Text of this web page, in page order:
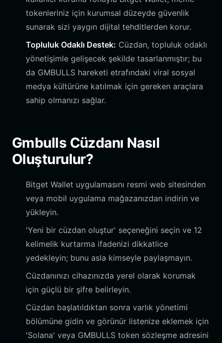
tokenleriniz için kurumsal düzeyde güvenlik
sunarak sizi yaygın dijital tehditlerden korur.
Topluluk Odaklı Destek: Cüzdan, topluluk odaklı
yönetişimle gelişecek şekilde tasarlanmıştır; bu
da GMBULLS hareketi etrafındaki viral sosyal
medya kültürüne katılmak için gereken araçlara
sahip olmanızı sağlar.
Gmbulls Cüzdanı Nasıl
Oluşturulur?
Bitget Wallet uygulamasını resmi web sitesinden
veya mobil uygulama mağazanızdan indirin ve
yükleyin.
'Yeni bir cüzdan oluştur' seçeneğini seçin ve 12
kelimelik kurtarma ifadenizi dikkatlice
yedekleyin; bunu asla kimseyle paylaşmayın.
Cüzdanınızı cihazınızda yerel olarak korumak
için güçlü bir şifre belirleyin.
Cüzdan başlatıldıktan sonra varlık yönetimi
bölümüne gidin ve görünür listenize eklemek için
'Solana' veya GMBULLS token sözleşme adresini